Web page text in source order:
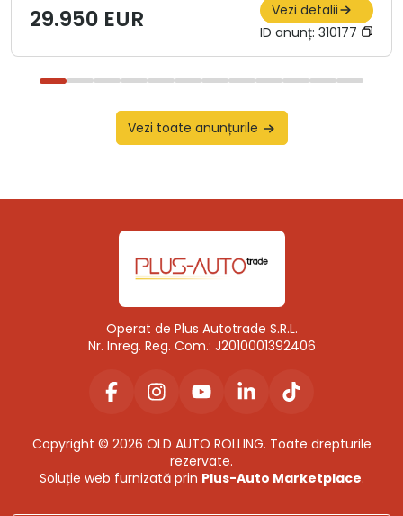
29.950 EUR
Vezi detalii
ID anunț: 310177
Vezi toate anunțurile
Operat de Plus Autotrade S.R.L.
Nr. Inreg. Reg. Com.: J2010001392406
Copyright © 2026 OLD AUTO ROLLING. Toate drepturile
rezervate.
Soluție web furnizată prin Plus-Auto Marketplace.